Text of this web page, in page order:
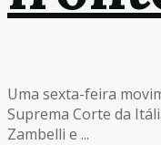
Uma sexta-feira
Suprema Corte da
Zambelli e ...